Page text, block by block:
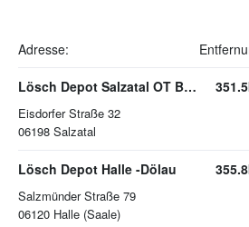
Adresse:
Lösch Depot Salzatal OT Bennstedt
Eisdorfer Straße 32
06198 Salzatal
Lösch Depot Halle -Dölau
Salzmünder Straße 79
06120 Halle (Saale)